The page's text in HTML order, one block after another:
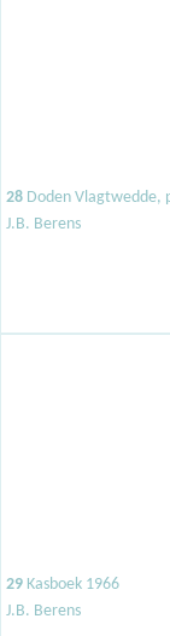
28 Doden Vlagtwedde,
J.B. Berens
29 Kasboek 1966
J.B. Berens